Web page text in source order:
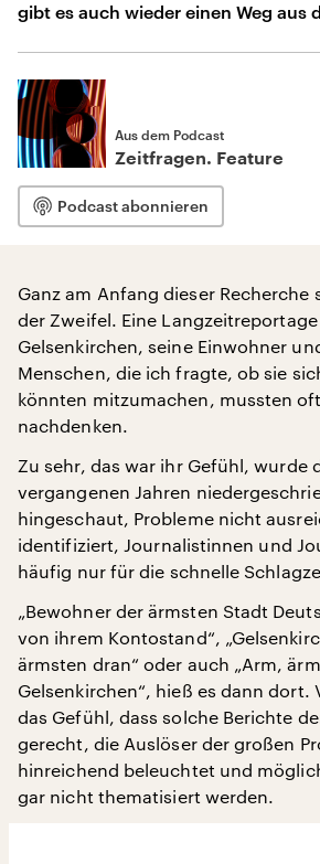
gibt es auch wieder einen Weg aus
Aus dem Podcast
Zeitfragen. Feature
Podcast abonnieren
Ganz am Anfang dieser Recherche
der Zweifel. Eine
Gelsenkirchen, seine Einwohner
Menschen, die ich fragte, ob sie
könnten mitzumachen, mussten
nachdenken.
Zu sehr, das war ihr Gefühl, wurde
vergangenen Jahren
hingeschaut, Probleme nicht
identifiziert, Journalistinnen und
häufig nur für die schnelle
„Bewohner der ärmsten Stadt
von ihrem Kontostand“,
ärmsten dran“ oder auch „Arm,
Gelsenkirchen“, hieß es dann dort.
das Gefühl, dass solche Berichte
gerecht, die Auslöser der großen
hinreichend beleuchtet und
gar nicht thematisiert werden.